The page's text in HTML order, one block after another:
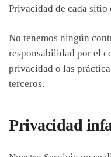
Privacidad de cada sitio
No tenemos ningún
responsabilidad por el
privacidad o las
terceros.
Privacidad